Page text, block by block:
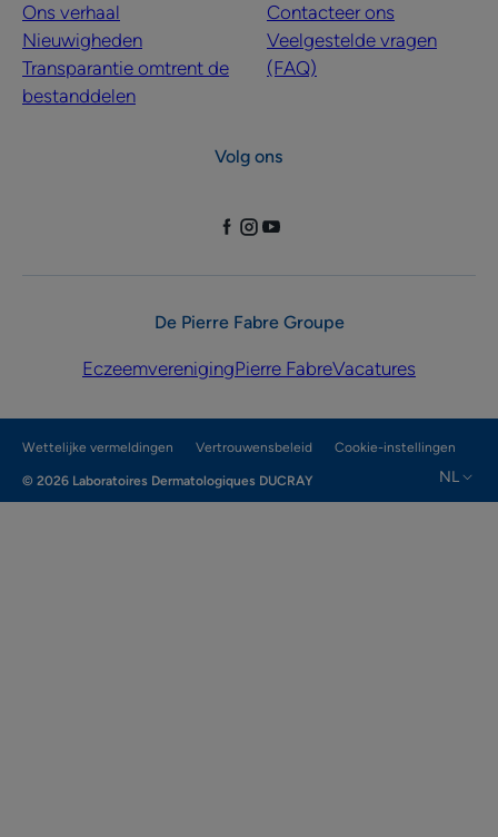
Ons verhaal
Nieuwigheden
Transparantie omtrent de
bestanddelen
Contacteer ons
Veelgestelde vragen
(FAQ)
Volg ons
De Pierre Fabre Groupe
EczeemverenigingPierre FabreVacatures
Wettelijke vermeldingen Vertrouwensbeleid Cookie-instellingen
© 2026 Laboratoires Dermatologiques DUCRAY NL